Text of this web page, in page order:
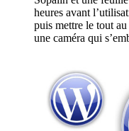
heures avant
puis mettre le tout
une caméra qui